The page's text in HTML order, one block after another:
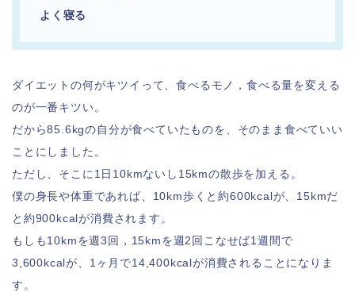
よく寝る
ダイエットの何がキツイって、食べるモノ，食べる量を変える
のが一番キツい。
だから85.6kgの自分が食べていたものを、そのまま食べていい
ことにしました。
ただし、そこに1日10kmないし15kmの散歩を加える。
僕の身長や体重であれば、10km歩くと約600kcalが、15kmだ
と約900kcalが消費されます。
もしも10kmを週3回，15kmを週2回こなせば1週間で
3,600kcalが、1ヶ月で14,400kcalが消費されることになりま
す。